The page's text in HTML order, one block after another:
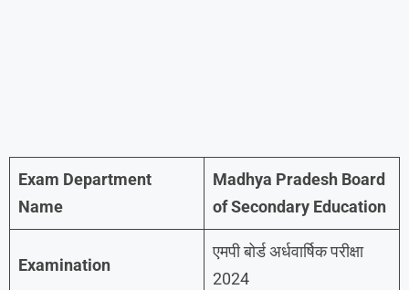
Exam Department
Name
Madhya Pradesh Board
of Secondary Education
Examination
एमपी बोर्ड अर्धवार्षिक परीक्षा
2024